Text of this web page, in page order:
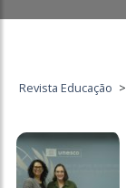
Revista Educação >